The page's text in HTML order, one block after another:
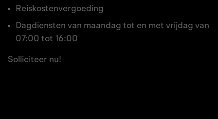
Reiskostenvergoeding
Dagdiensten van maandag tot en met vrijdag van
07:00 tot 16:00
Solliciteer nu!